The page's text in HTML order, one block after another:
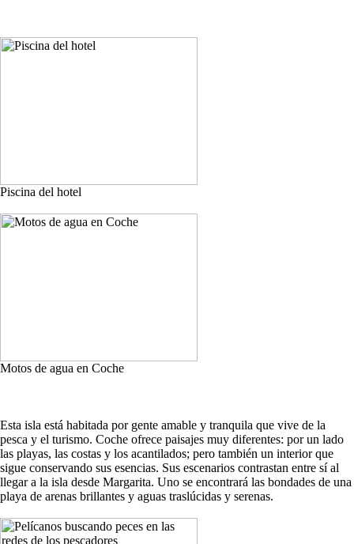
Piscina del hotel
Motos de agua en Coche
Esta isla está habitada por gente amable y tranquila que vive de la
pesca y el turismo. Coche ofrece paisajes muy diferentes: por un lado
las playas, las costas y los acantilados; pero también un interior que
sigue conservando sus esencias. Sus escenarios contrastan entre sí al
llegar a la isla desde Margarita. Uno se encontrará las bondades de una
playa de arenas brillantes y aguas traslúcidas y serenas.